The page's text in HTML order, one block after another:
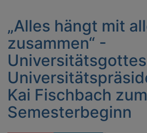
„Alles hängt mit
zusammen“ -
Kai Fischbach zum
Semesterbeginn